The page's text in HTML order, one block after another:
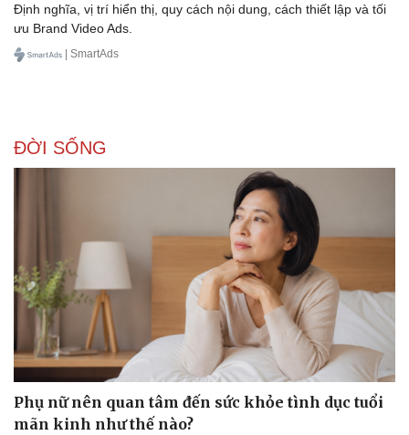
Định nghĩa, vị trí hiển thị, quy cách nội dung, cách thiết lập và tối
ưu Brand Video Ads.
| SmartAds
ĐỜI SỐNG
Phụ nữ nên quan tâm đến sức khỏe tình dục tuổi
mãn kinh như thế nào?